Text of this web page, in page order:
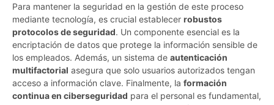
Para mantener la seguridad en la gestión de este proceso
mediante tecnología, es crucial establecer robustos
protocolos de seguridad. Un componente esencial es la
encriptación de datos que protege la información sensible de
los empleados. Además, un sistema de autenticación
multifactorial asegura que solo usuarios autorizados tengan
acceso a información clave. Finalmente, la formación
continua en ciberseguridad para el personal es fundamental,